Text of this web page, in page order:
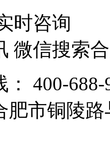
时咨询
微信搜索
400-688-
肥市铜陵